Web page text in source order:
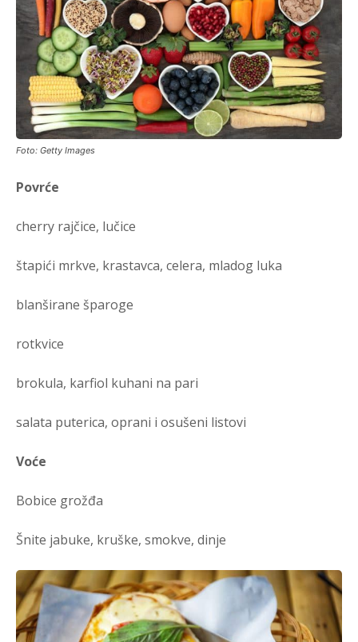
Foto: Getty Images
Povrće
cherry rajčice, lučice
štapići mrkve, krastavca, celera, mladog luka
blanširane šparoge
rotkvice
brokula, karfiol kuhani na pari
salata puterica, oprani i osušeni listovi
Voće
Bobice grožđa
Šnite jabuke, kruške, smokve, dinje